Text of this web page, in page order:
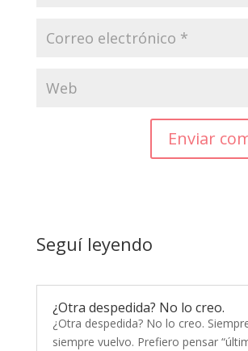
Enviar
Seguí leyendo
¿Otra despedida? No lo creo.
¿Otra despedida? No lo creo.
siempre vuelvo. Prefiero pensar